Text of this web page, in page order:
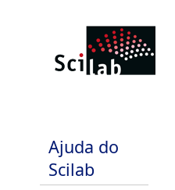
Ajuda do
Scilab